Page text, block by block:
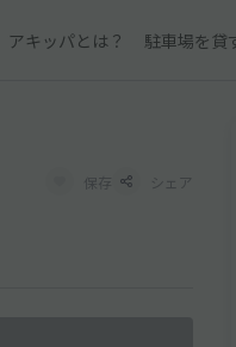
アキッパとは？ 駐車場を貸
保存 シェア